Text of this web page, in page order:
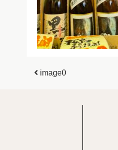
投稿ナビゲーション
image0